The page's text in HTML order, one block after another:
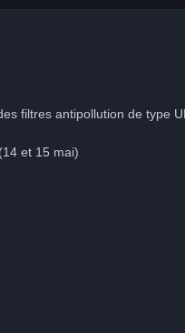
filtres antipollution de type
et 15 mai)